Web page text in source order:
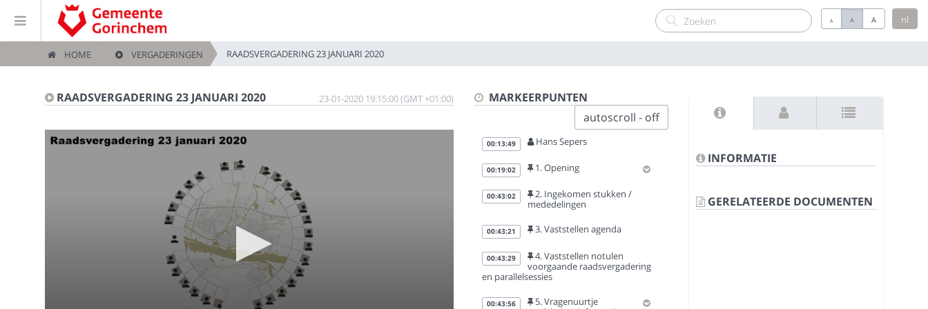
Home
Vergaderingen
Live vergaderingen
nl
A A A
HOME VERGADERINGEN RAADSVERGADERING 23 JANUARI 2020
RAADSVERGADERING 23 JANUARI 2020 23-01-2020 19:15:00 (GMT +01:00)
MARKEERPUNTEN
autoscroll - off
00:13:49 Hans Sepers
00:19:02 1. Opening
00:43:02
2. Ingekomen stukken /
mededelingen
00:43:21 3. Vaststellen agenda
00:43:29
4. Vaststellen notulen
voorgaande raadsvergadering
en parallelsessies
00:43:56
5. Vragenuurtje
INFORMATIE
GERELATEERDE DOCUMENTEN